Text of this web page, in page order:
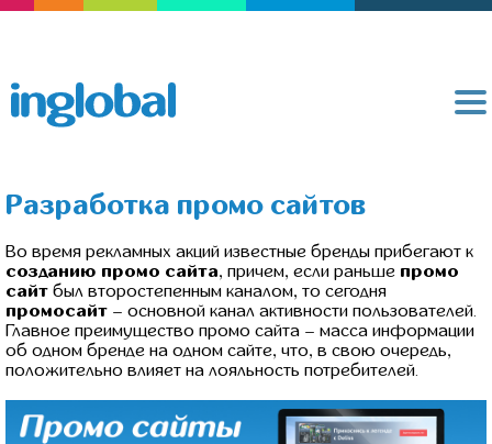
Разработка промо сайтов
Во время рекламных акций известные бренды прибегают к
созданию промо сайта, причем, если раньше промо
сайт был второстепенным каналом, то сегодня
промосайт – основной канал активности пользователей.
Главное преимущество промо сайта – масса информации
об одном бренде на одном сайте, что, в свою очередь,
положительно влияет на лояльность потребителей.